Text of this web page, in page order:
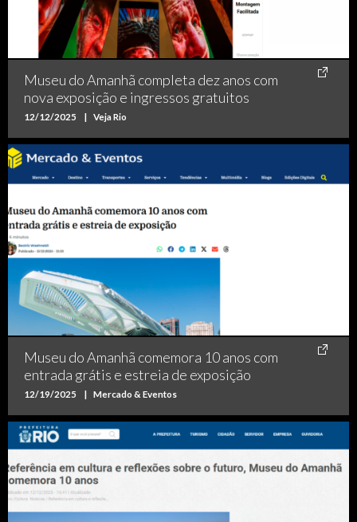
Museu do Amanhã completa dez anos com
nova exposição e ingressos gratuitos
12/12/2025 | Veja Rio
Museu do Amanhã comemora 10 anos com
entrada grátis e estreia de exposição
12/19/2025 | Mercado & Eventos